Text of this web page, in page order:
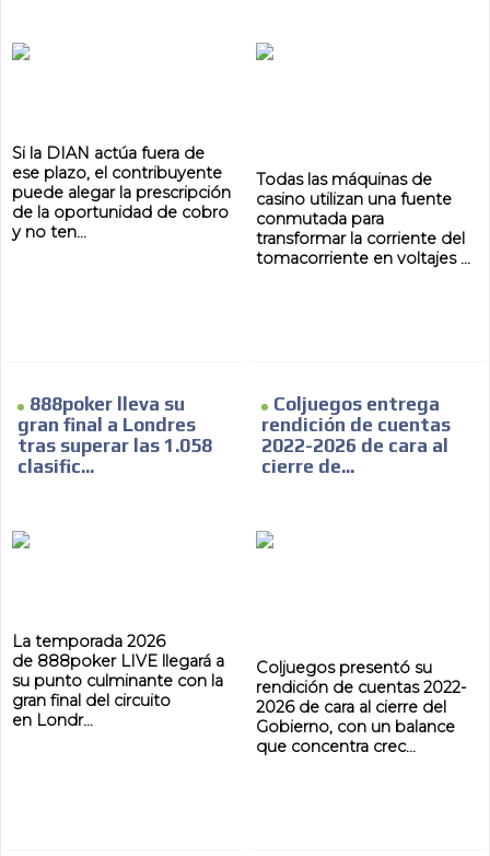
Si la DIAN actúa fuera de
ese plazo, el contribuyente
puede alegar la prescripción
de la oportunidad de cobro
y no ten...
Todas las máquinas de
casino utilizan una fuente
conmutada para
transformar la corriente del
tomacorriente en voltajes ...
888poker lleva su
gran final a Londres
tras superar las 1.058
clasific...
La temporada 2026
de 888poker LIVE llegará a
su punto culminante con la
gran final del circuito
en Londr...
Coljuegos entrega
rendición de cuentas
2022-2026 de cara al
cierre de...
Coljuegos presentó su
rendición de cuentas 2022-
2026 de cara al cierre del
Gobierno, con un balance
que concentra crec...